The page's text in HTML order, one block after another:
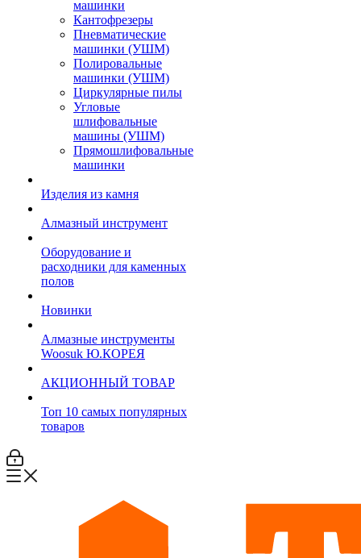
машинки
Кантофрезеры
Пневматические
машинки (УШМ)
Полировальные
машинки (УШМ)
Циркулярные пилы
Угловые
шлифовальные
машины (УШМ)
Прямошлифовальные
машинки
Изделия из камня
Алмазный инструмент
Оборудование и
расходники для каменных
полов
Новинки
Алмазные инструменты
Woosuk Ю.КОРЕЯ
АКЦИОННЫЙ ТОВАР
Топ 10 самых популярных
товаров